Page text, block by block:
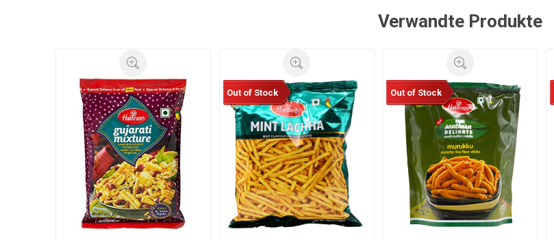
Verwandte Produkte
Out of Stock Out of Stock